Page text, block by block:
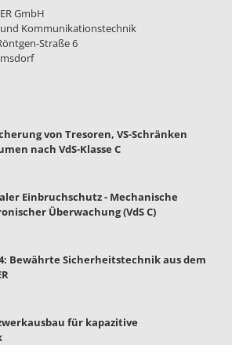
GmbH
Kommunikationstechnik
Straße 6
von Tresoren, VS-Schränken
nach VdS-Klasse C
Einbruchschutz - Mechanische
Überwachung (VdS C)
Bewährte Sicherheitstechnik aus dem
für kapazitive